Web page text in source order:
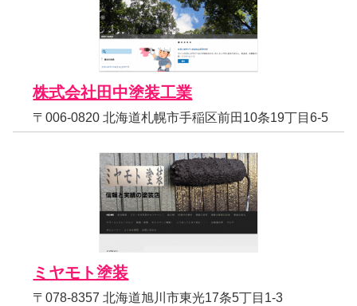
株式会社田中塗装工業
〒006-0820 北海道札幌市手稲区前田10条19丁目6-5
ミヤモト塗装
〒078-8357 北海道旭川市東光17条5丁目1-3